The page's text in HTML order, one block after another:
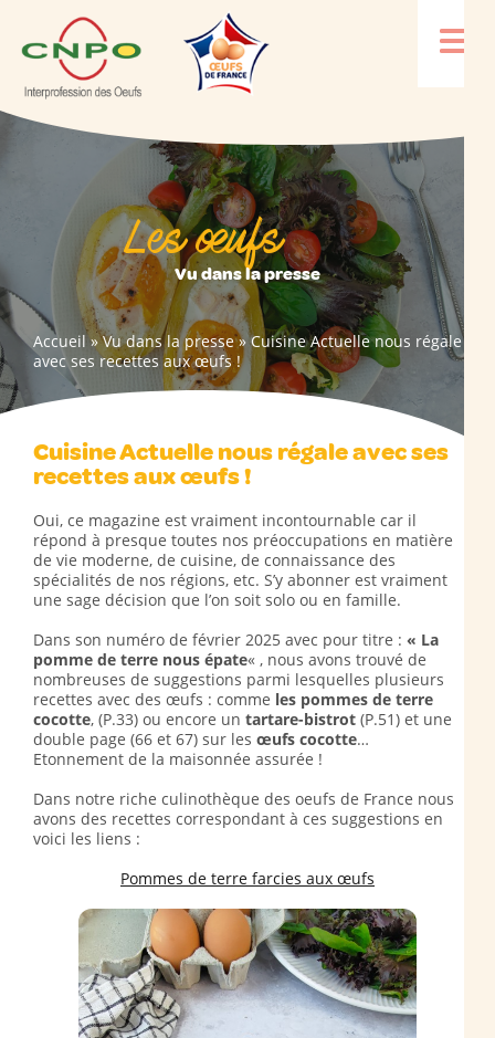
Les œufs
Vu dans la presse
Accueil»Vu dans la presse»Cuisine Actuelle nous régale
avec ses recettes aux œufs !
Cuisine Actuelle nous régale avec ses
recettes aux œufs !
Oui, ce magazine est vraiment incontournable car il
répond à presque toutes nos préoccupations en matière
de vie moderne, de cuisine, de connaissance des
spécialités de nos régions, etc. S’y abonner est vraiment
une sage décision que l’on soit solo ou en famille.
Dans son numéro de février 2025 avec pour titre : « La
pomme de terre nous épate« , nous avons trouvé de
nombreuses de suggestions parmi lesquelles plusieurs
recettes avec des œufs : comme les pommes de terre
cocotte, (P.33) ou encore un tartare-bistrot (P.51) et une
double page (66 et 67) sur les œufs cocotte…
Etonnement de la maisonnée assurée !
Dans notre riche culinothèque des oeufs de France nous
avons des recettes correspondant à ces suggestions en
voici les liens :
Pommes de terre farcies aux œufs